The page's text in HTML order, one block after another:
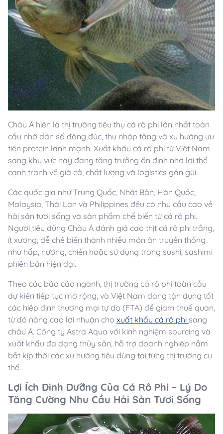
Châu Á hiện là thị trường tiêu thụ cá rô phi lớn nhất toàn
cầu nhờ dân số đông đúc, thu nhập tăng và xu hướng ưu
tiên protein lành mạnh. Xuất khẩu cá rô phi từ Việt Nam
sang khu vực này đang tăng trưởng ổn định nhờ lợi thế
cạnh tranh về giá cả, chất lượng và logistics gần gũi.
Các quốc gia như Trung Quốc, Nhật Bản, Hàn Quốc,
Malaysia, Thái Lan và Philippines đều có nhu cầu cao về
hải sản tươi sống và sản phẩm chế biến từ cá rô phi.
Người tiêu dùng Châu Á đánh giá cao thịt cá rô phi trắng,
ít xương, dễ chế biến thành nhiều món ăn truyền thống
như hấp, nướng, chiên hoặc sử dụng trong sushi, sashimi
phiên bản hiện đại.
Theo các báo cáo ngành, thị trường cá rô phi toàn cầu
dự kiến tiếp tục mở rộng, và Việt Nam đang tận dụng tốt
các hiệp định thương mại tự do (FTA) để giảm thuế quan,
từ đó nâng cao lợi nhuận cho xuất khẩu cá rô phi sang
châu Á. Công ty Astra Aqua với kinh nghiệm sourcing và
xuất khẩu đa dạng thủy sản, hỗ trợ doanh nghiệp nắm
bắt kịp thời các xu hướng tiêu dùng tại từng thị trường cụ
thể.
Lợi Ích Dinh Dưỡng Của Cá Rô Phi – Lý Do
Tăng Cường Nhu Cầu Hải Sản Tươi Sống